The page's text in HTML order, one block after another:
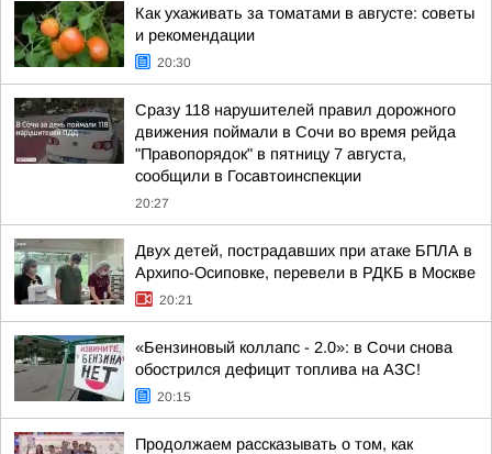
Как ухаживать за томатами в августе: советы
и рекомендации
20:30
Сразу 118 нарушителей правил дорожного
движения поймали в Сочи во время рейда
"Правопорядок" в пятницу 7 августа,
сообщили в Госавтоинспекции
20:27
Двух детей, пострадавших при атаке БПЛА в
Архипо-Осиповке, перевели в РДКБ в Москве
20:21
«Бензиновый коллапс - 2.0»: в Сочи снова
обострился дефицит топлива на АЗС!
20:15
Продолжаем рассказывать о том, как